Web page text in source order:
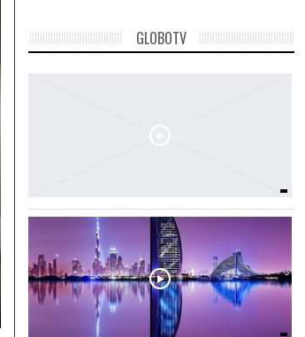
GLOBOTV